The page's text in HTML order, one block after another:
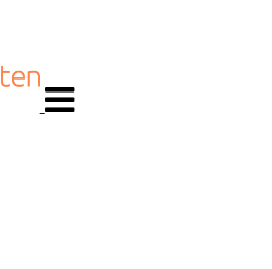
navigasjon